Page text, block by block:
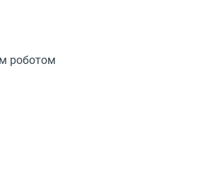
роботом